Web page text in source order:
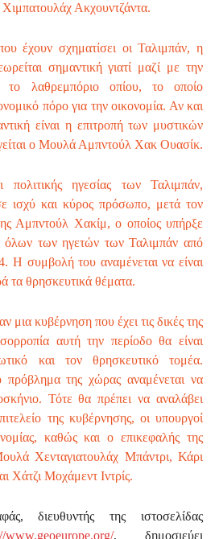
Ακχουντζάντα.
έχουν σχηματίσει οι Ταλιμπάν, η
σημαντική γιατί μαζί με την
το λαθρεμπόριο οπίου, το οποίο
πόρο για την οικονομία. Αν και
είναι η επιτροπή των μυστικών
ο Μουλά Αμπντούλ Χακ Ουασίκ.
πολιτικής ηγεσίας των Ταλιμπάν,
ισχύ και κύρος πρόσωπο, μετά τον
Αμπντούλ Χακίμ, ο οποίος υπήρξε
όλων των ηγετών των Ταλιμπάν από
Η συμβολή του αναμένεται να είναι
τα θρησκευτικά θέματα.
μια κυβέρνηση που έχει τις δικές της
αυτή την περίοδο θα είναι
και τον θρησκευτικό τομέα.
πρόβλημα της χώρας αναμένεται να
Τότε θα πρέπει να αναλάβει
της κυβέρνησης, οι υπουργοί
καθώς και ο επικεφαλής της
Χενταγιατουλάχ Μπάντρι, Κάρι
Χάτζι Μοχάμεντ Ιντρίς.
διευθυντής της ιστοσελίδας
www.geoeurope.org/, δημοσιεύει